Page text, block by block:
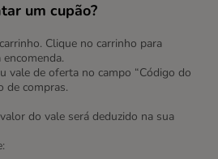
um cupão?
Clique no carrinho para
vale de oferta no campo “Código do
de compras.
do vale será deduzido na sua